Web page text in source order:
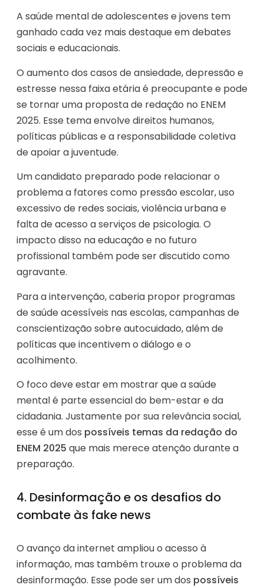
A saúde mental de adolescentes e jovens tem
ganhado cada vez mais destaque em debates
sociais e educacionais.
O aumento dos casos de ansiedade, depressão e
estresse nessa faixa etária é preocupante e pode
se tornar uma proposta de redação no ENEM
2025. Esse tema envolve direitos humanos,
políticas públicas e a responsabilidade coletiva
de apoiar a juventude.
Um candidato preparado pode relacionar o
problema a fatores como pressão escolar, uso
excessivo de redes sociais, violência urbana e
falta de acesso a serviços de psicologia. O
impacto disso na educação e no futuro
profissional também pode ser discutido como
agravante.
Para a intervenção, caberia propor programas
de saúde acessíveis nas escolas, campanhas de
conscientização sobre autocuidado, além de
políticas que incentivem o diálogo e o
acolhimento.
O foco deve estar em mostrar que a saúde
mental é parte essencial do bem-estar e da
cidadania. Justamente por sua relevância social,
esse é um dos possíveis temas da redação do
ENEM 2025 que mais merece atenção durante a
preparação.
4. Desinformação e os desafios do
combate às fake news
O avanço da internet ampliou o acesso à
informação, mas também trouxe o problema da
desinformação. Esse pode ser um dos possíveis